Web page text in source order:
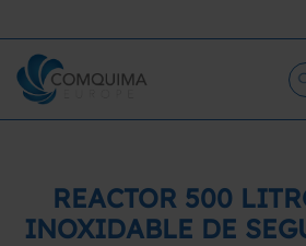
REACTOR 500
INOXIDABLE DE